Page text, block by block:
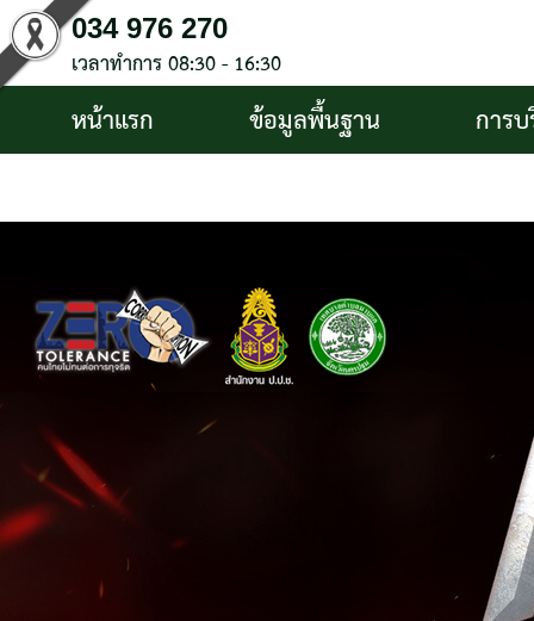
034 976 270
เวลาทำการ 08:30 - 16:30
หน้าแรก ข้อมูลพื้นฐาน
การ